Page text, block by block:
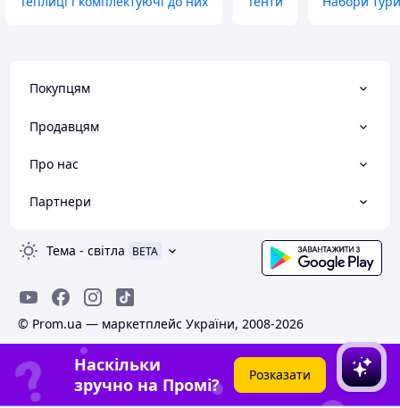
Покупцям
Продавцям
Про нас
Партнери
Тема - світла BETA
© Prom.ua — маркетплейс України, 2008-2026
Наскільки
зручно на Промі?
Розказати